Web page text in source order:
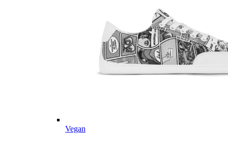
Vegan